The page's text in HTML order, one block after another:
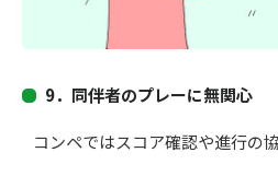
9． 同伴者のプレーに無関心
コンペではスコア確認や進行の